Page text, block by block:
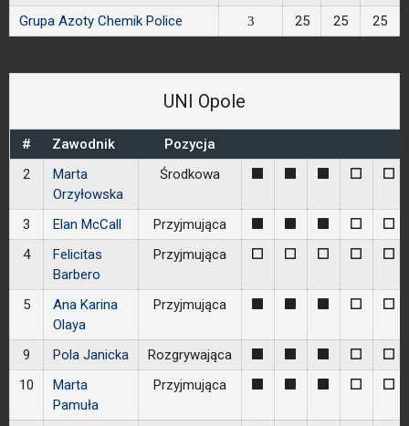
Grupa Azoty Chemik Police
3 25 25 25
UNI Opole
# Zawodnik
Pozycja
2
Marta
Orzyłowska
Środkowa 0 0
3 Elan McCall Przyjmująca 0 0
4
Felicitas
Barbero
Przyjmująca 0 0 0 0 0
5
Ana Karina
Olaya
Przyjmująca 0 0
9 Pola Janicka Rozgrywająca 0 0
10
Marta
Pamuła
Przyjmująca 0 0